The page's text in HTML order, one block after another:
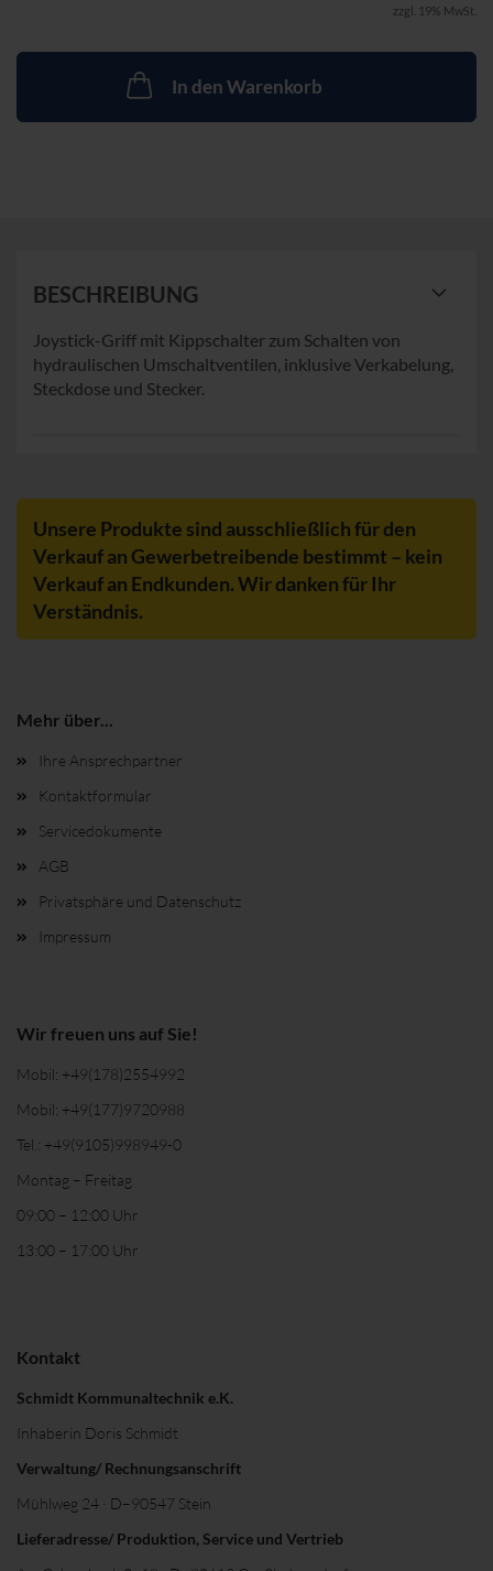
zzgl. 19% MwSt.
In den Warenkorb
BESCHREIBUNG
Joystick-Griff mit Kippschalter zum Schalten von
hydraulischen Umschaltventilen, inklusive Verkabelung,
Steckdose und Stecker.
Unsere Produkte sind ausschließlich für den
Verkauf an Gewerbetreibende bestimmt – kein
Verkauf an Endkunden. Wir danken für Ihr
Verständnis.
Mehr über...
Ihre Ansprechpartner
Kontaktformular
Servicedokumente
AGB
Privatsphäre und Datenschutz
Impressum
Wir freuen uns auf Sie!
Mobil: +49(178)2554992
Mobil: +49(177)9720988
Tel.: +49(9105)998949-0
Montag – Freitag
09:00 – 12:00 Uhr
13:00 – 17:00 Uhr
Kontakt
Schmidt Kommunaltechnik e.K.
Inhaberin Doris Schmidt
Verwaltung/ Rechnungsanschrift
Mühlweg 24 · D–90547 Stein
Lieferadresse/ Produktion, Service und Vertrieb